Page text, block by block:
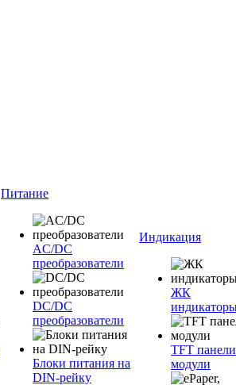
Питание
AC/DC
преобразователи
DC/DC
преобразователи
Блоки питания на
DIN-рейку
Индикация
ЖК
TFT
модули